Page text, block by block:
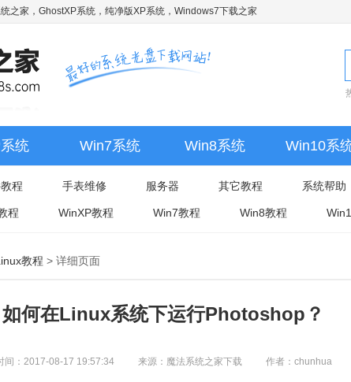
之家，GhostXP系统，纯净版XP系统，Windows7下载之家
统 Win7系统 Win8系统 Win10系
程 手表维修 服务器 其它教程 系统帮助
程 WinXP教程 Win7教程 Win8教程
教程 > 详细页面
如何在Linux系统下运行Photoshop？
间：2017-08-17 19:57:34 来源：魔法系统之家下载 作者：chunhua